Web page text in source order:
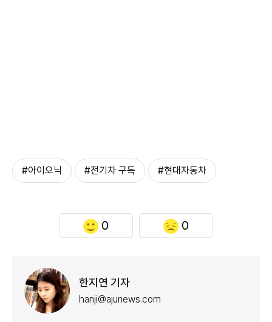
#아이오닉 #전기차 구독 #현대자동차
0 0
한지연 기자
hanji@ajunews.com